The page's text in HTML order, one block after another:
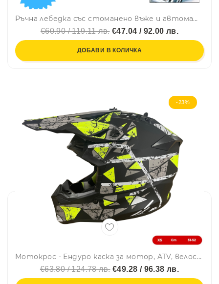
Ръчна лебедка със стоманено въже и автоматична спирачка - 1365 кг, 10 метра
€60.90 / 119.11 лв.€47.04 / 92.00 лв.
ДОБАВИ В КОЛИЧКА
-23%
Мотокрос - Ендуро каска за мотор, ATV, велосипед – размер XS (51–52 см) черен мат с неоново жълт дизайн
€63.80 / 124.78 лв.€49.28 / 96.38 лв.